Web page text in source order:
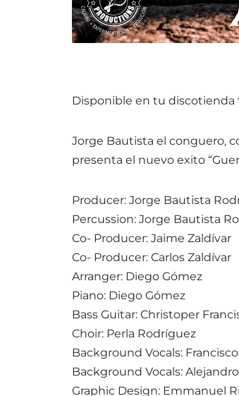
Disponible en tu discotienda
Jorge Bautista el conguero,
presenta el nuevo exito
Producer: Jorge Bautista
Percussion: Jorge Bautista
Co- Producer: Jaime Zaldívar
Co- Producer: Carlos Zaldívar
Arranger: Diego Gómez
Piano: Diego Gómez
Bass Guitar: Christoper
Choir: Perla Rodríguez
Background Vocals:
Background Vocals:
Graphic Design: Emmanuel